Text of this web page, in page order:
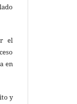
el
en
y